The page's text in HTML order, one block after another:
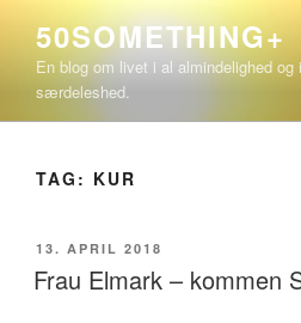
indhold
50SOMETHING+
En blog om livet i al almindelighed og
særdeleshed.
TAG: KUR
UDGIVET
DEN
13. APRIL 2018
Frau Elmark – kommen